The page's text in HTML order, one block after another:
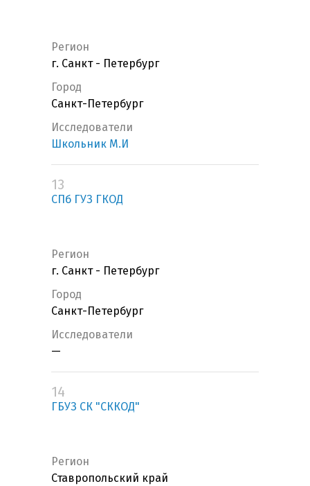
Регион
г. Санкт - Петербург
Город
Санкт-Петербург
Исследователи
Школьник М.И
13
СПб ГУЗ ГКОД
Регион
г. Санкт - Петербург
Город
Санкт-Петербург
Исследователи
—
14
ГБУЗ СК "СККОД"
Регион
Ставропольский край